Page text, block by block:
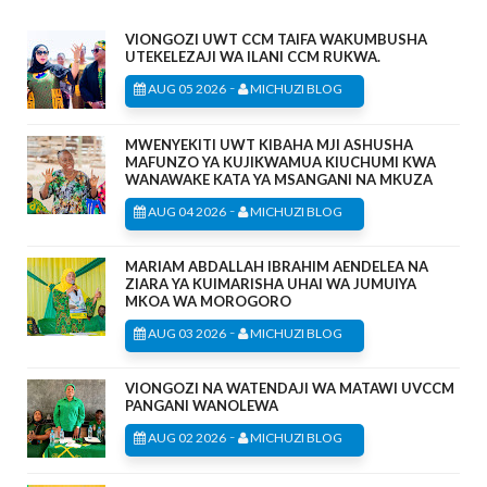
VIONGOZI UWT CCM TAIFA WAKUMBUSHA
UTEKELEZAJI WA ILANI CCM RUKWA.
AUG 05 2026 - MICHUZI BLOG
MWENYEKITI UWT KIBAHA MJI ASHUSHA
MAFUNZO YA KUJIKWAMUA KIUCHUMI KWA
WANAWAKE KATA YA MSANGANI NA MKUZA
AUG 04 2026 - MICHUZI BLOG
MARIAM ABDALLAH IBRAHIM AENDELEA NA
ZIARA YA KUIMARISHA UHAI WA JUMUIYA
MKOA WA MOROGORO
AUG 03 2026 - MICHUZI BLOG
VIONGOZI NA WATENDAJI WA MATAWI UVCCM
PANGANI WANOLEWA
AUG 02 2026 - MICHUZI BLOG